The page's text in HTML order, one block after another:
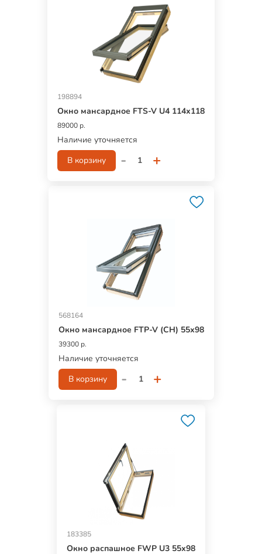
198894
Окно мансардное FTS-V U4 114х118
89000 р.
Наличие уточняется
В корзину
- +
568164
Окно мансардное FTP-V (CH) 55х98
39300 р.
Наличие уточняется
В корзину
- +
183385
Окно распашное FWР U3 55х98